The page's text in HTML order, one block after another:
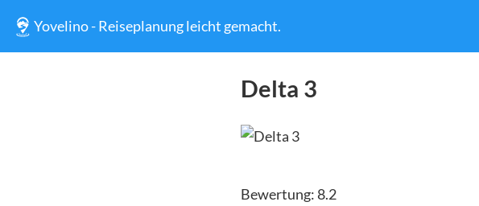
Yovelino - Reiseplanung leicht gemacht.
Delta 3
Bewertung: 8.2